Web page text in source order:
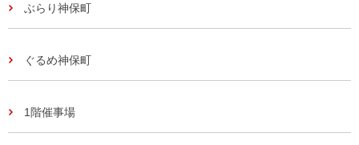
ぶらり神保町
ぐるめ神保町
1階催事場